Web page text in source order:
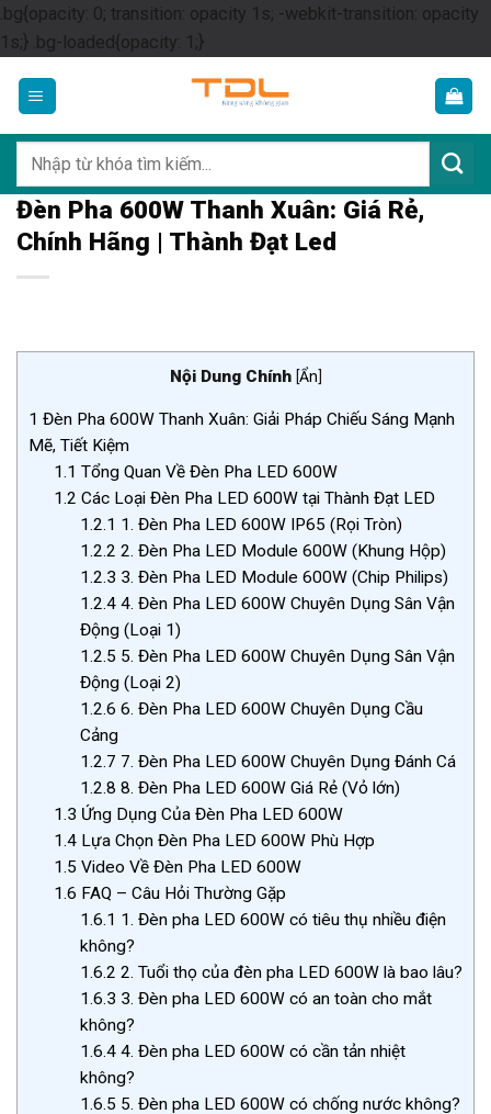
.bg{opacity: 0; transition: opacity 1s; -webkit-transition: opacity
1s;} .bg-loaded{opacity: 1;}Skip
content
kiếm:
Đèn Pha 600W Thanh Xuân: Giá Rẻ,
Chính Hãng | Thành Đạt Led
Nội Dung Chính [Ẩn]
1 Đèn Pha 600W Thanh Xuân: Giải Pháp Chiếu Sáng Mạnh
Mẽ, Tiết Kiệm
1.1 Tổng Quan Về Đèn Pha LED 600W
1.2 Các Loại Đèn Pha LED 600W tại Thành Đạt LED
1.2.1 1. Đèn Pha LED 600W IP65 (Rọi Tròn)
1.2.2 2. Đèn Pha LED Module 600W (Khung Hộp)
1.2.3 3. Đèn Pha LED Module 600W (Chip Philips)
1.2.44. Đèn Pha LED 600W Chuyên Dụng Sân Vận
Động (Loại 1)
1.2.5 5. Đèn Pha LED 600W Chuyên Dụng Sân Vận
Động (Loại 2)
1.2.6 6. Đèn Pha LED 600W Chuyên Dụng Cầu
Cảng
1.2.7 7. Đèn Pha LED 600W Chuyên Dụng Đánh Cá
1.2.8 8. Đèn Pha LED 600W Giá Rẻ (Vỏ lớn)
1.3 Ứng Dụng Của Đèn Pha LED 600W
1.4 Lựa Chọn Đèn Pha LED 600W Phù Hợp
1.5 Video Về Đèn Pha LED 600W
1.6 FAQ – Câu Hỏi Thường Gặp
1.6.1 1. Đèn pha LED 600W có tiêu thụ nhiều điện
không?
1.6.2 2. Tuổi thọ của đèn pha LED 600W là bao lâu?
1.6.3 3. Đèn pha LED 600W có an toàn cho mắt
không?
1.6.44. Đèn pha LED 600W có cần tản nhiệt
không?
1.6.5 5. Đèn pha LED 600W có chống nước không?